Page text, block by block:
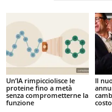
Un’IA rimpicciolisce le
proteine fino a metà
senza comprometterne la
funzione
Il
costo